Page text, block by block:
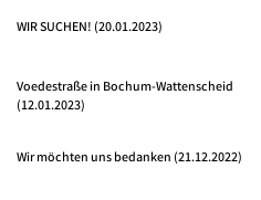
WIR SUCHEN! (20.01.2023)
Voedestraße in Bochum-Wattenscheid
(12.01.2023)
Wir möchten uns bedanken (21.12.2022)